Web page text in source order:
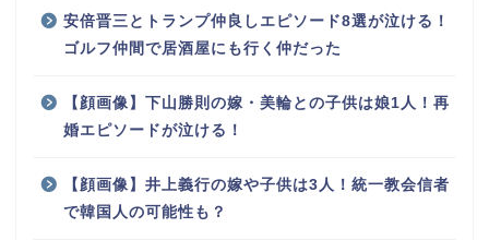
安倍晋三とトランプ仲良しエピソード8選が泣ける！
ゴルフ仲間で居酒屋にも行く仲だった
【顔画像】下山勝則の嫁・美輪との子供は娘1人！再
婚エピソードが泣ける！
【顔画像】井上義行の嫁や子供は3人！統一教会信者
で韓国人の可能性も？